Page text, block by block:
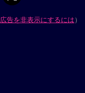
広告を非表示にするには）